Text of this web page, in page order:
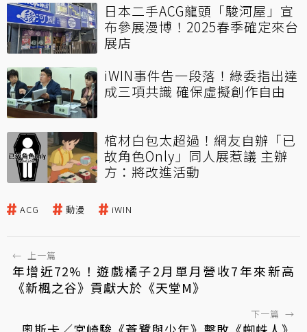
日本二手ACG龍頭「駿河屋」宣
布參展漫博！2025春季確定來台
展店
iWIN事件告一段落！綠委指出達
成三項共識 確保虛擬創作自由
棺材白包太超過！網友自辦「已
故角色Only」同人展惹議 主辦
方：將改進活動
ACG 動漫 iWIN
← 上一篇
年增近72%！遊戲橘子2月單月營收7年來新高
《新楓之谷》貢獻大於《天堂M》
下一篇 →